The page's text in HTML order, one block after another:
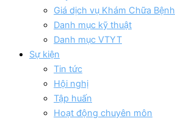
Giá dịch vụ Khám Chữa Bệnh
Danh mục kỹ thuật
Danh mục VTYT
Sự kiện
Tin tức
Hội nghị
Tập huấn
Hoạt động chuyên môn